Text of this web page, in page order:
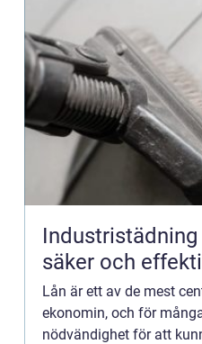
Industristädning nyckeln till en
säker och
Lån är ett av de mest
ekonomin, och för
nödvändighet för att